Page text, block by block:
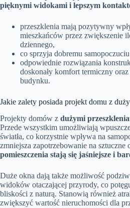
pięknymi widokami i lepszym
przeszklenia mają pozytywny
mieszkańców przez zwiększenie
dziennego,
co sprzyja dobremu
odpowiednie rozwiązania
doskonały komfort termiczny oraz
budynku.
Jakie zalety posiada projekt domu z
Projekty domów z dużymi
Przede wszystkim umożliwiają
światła, co korzystnie wpływa na
zmniejsza zapotrzebowanie na sztuczne
pomieszczenia stają się jaśniejsze i
Duże okna dają także możliwość
widoków otaczającej przyrody, co
bliskości z naturą. Stanowią również
zwiększyć wartość nieruchomości dla